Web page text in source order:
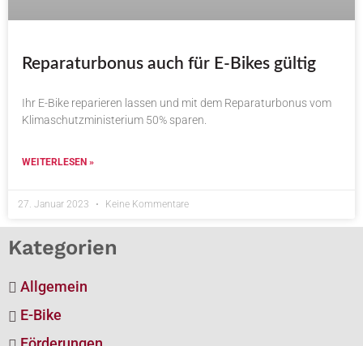
Kategorien
Allgemein
E-Bike
Reparaturbonus auch für E-Bikes gültig
Ihr E-Bike reparieren lassen und mit dem Reparaturbonus vom
Klimaschutzministerium 50% sparen.
WEITERLESEN »
27. Januar 2023 Keine Kommentare